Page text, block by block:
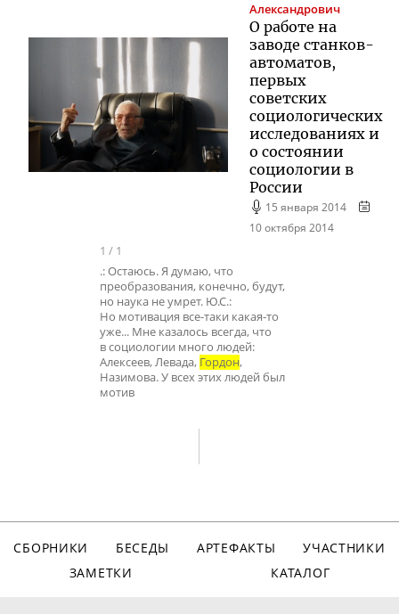
Александрович
О работе на
заводе станков-
автоматов,
первых
советских
социологических
исследованиях и
о состоянии
социологии в
России
15 января 2014
10 октября 2014
1 / 1
.: Остаюсь. Я думаю, что
преобразования, конечно, будут,
но наука не умрет. Ю.С.:
Но мотивация все-таки какая-то
уже... Мне казалось всегда, что
в социологии много людей:
Алексеев, Левада, Гордон,
Назимова. У всех этих людей был
мотив
СБОРНИКИ БЕСЕДЫ АРТЕФАКТЫ
УЧАСТНИКИ
ЗАМЕТКИ
КАТАЛОГ